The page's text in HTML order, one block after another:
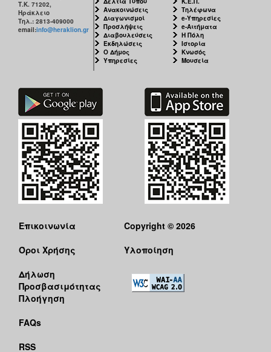
Τ.Κ. 71202,
Ηράκλειο
Τηλ.: 2813-409000
email:info@heraklion.gr
Ανακοινώσεις
Διαγωνισμοί
Προσλήψεις
Διαβουλεύσεις
Εκδηλώσεις
Ο Δήμος
Υπηρεσίες
Τηλέφωνα
e-Υπηρεσίες
e-Αιτήματα
Η Πόλη
Ιστορία
Κνωσός
Μουσεία
Επικοινωνία
Όροι Χρήσης
Δήλωση
Προσβασιμότητας
Πλοήγηση
FAQs
RSS
Copyright © 2026
Υλοποίηση